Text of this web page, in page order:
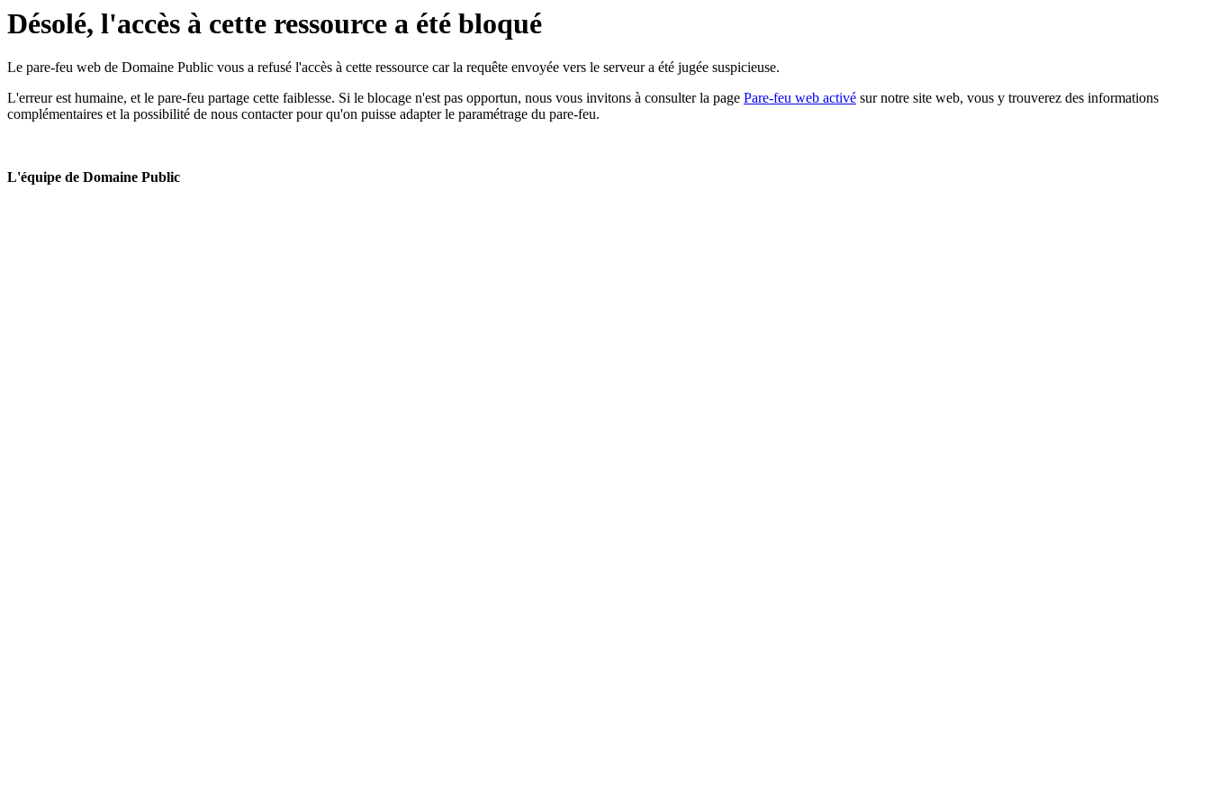
Désolé, l'accès à cette ressource a été bloqué
Le pare-feu web de Domaine Public vous a refusé l'accès à cette ressource car la requête envoyée vers le serveur a été jugée suspicieuse.
L'erreur est humaine, et le pare-feu partage cette faiblesse. Si le blocage n'est pas opportun, nous vous invitons à consulter la page Pare-feu web activé sur notre site web, vous y trouverez des informations
complémentaires et la possibilité de nous contacter pour qu'on puisse adapter le paramétrage du pare-feu.
L'équipe de Domaine Public